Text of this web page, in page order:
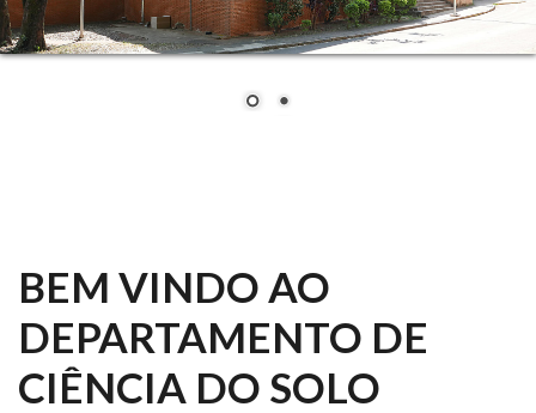
BEM VINDO AO
DEPARTAMENTO DE
CIÊNCIA DO SOLO